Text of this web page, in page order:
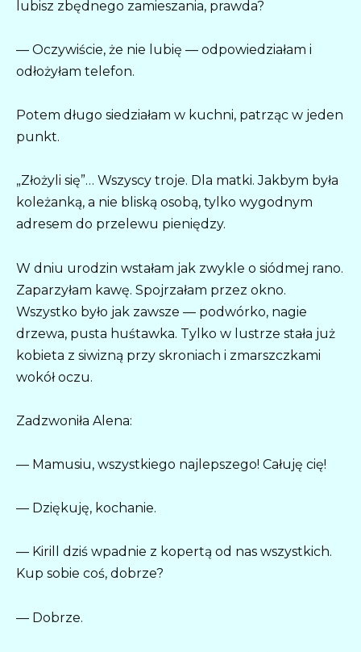
lubisz zbędnego zamieszania, prawda?
— Oczywiście, że nie lubię — odpowiedziałam i
odłożyłam telefon.
Potem długo siedziałam w kuchni, patrząc w jeden
punkt.
„Złożyli się”… Wszyscy troje. Dla matki. Jakbym była
koleżanką, a nie bliską osobą, tylko wygodnym
adresem do przelewu pieniędzy.
W dniu urodzin wstałam jak zwykle o siódmej rano.
Zaparzyłam kawę. Spojrzałam przez okno.
Wszystko było jak zawsze — podwórko, nagie
drzewa, pusta huśtawka. Tylko w lustrze stała już
kobieta z siwizną przy skroniach i zmarszczkami
wokół oczu.
Zadzwoniła Alena:
— Mamusiu, wszystkiego najlepszego! Całuję cię!
— Dziękuję, kochanie.
— Kirill dziś wpadnie z kopertą od nas wszystkich.
Kup sobie coś, dobrze?
— Dobrze.